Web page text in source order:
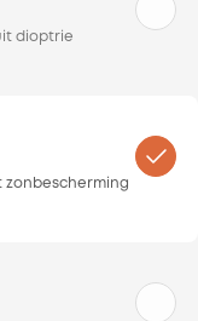
dioptrie
zonbescherming